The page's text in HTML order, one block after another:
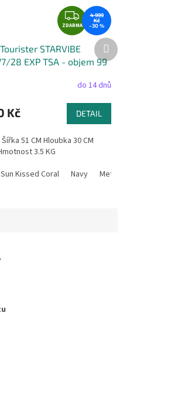
Metallic Banana Pastel Lavender
Z
D
A
R
M
A
ZDARMA
4 999
Kč
–30 %
STARVIBE
28 EXP TSA - objem 99
do 14 dnů
Kč DETAIL
51 CM Hloubka 30 CM
3.5 KG
Sun Kissed Coral Navy Metallic Surf Blue
Další
produkt